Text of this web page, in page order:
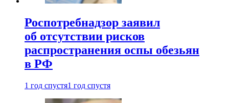
Роспотребнадзор заявил
об отсутствии рисков
распространения оспы обезьян
в РФ
1 год спустя1 год спустя